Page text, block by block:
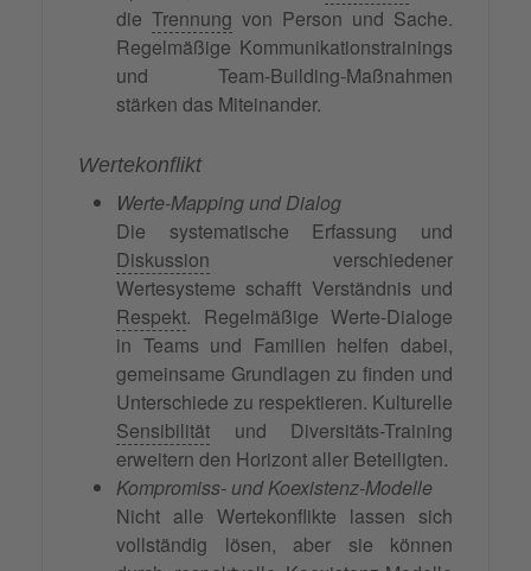
die Trennung von Person und Sache.
Regelmäßige Kommunikationstrainings
und Team-Building-Maßnahmen
stärken das Miteinander.
Wertekonflikt
Werte-Mapping und Dialog
Die systematische Erfassung und
Diskussion verschiedener
Wertesysteme schafft Verständnis und
Respekt. Regelmäßige Werte-Dialoge
in Teams und Familien helfen dabei,
gemeinsame Grundlagen zu finden und
Unterschiede zu respektieren. Kulturelle
Sensibilität und Diversitäts-Training
erweitern den Horizont aller Beteiligten.
Kompromiss- und Koexistenz-Modelle
Nicht alle Wertekonflikte lassen sich
vollständig lösen, aber sie können